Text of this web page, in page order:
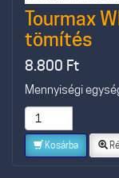
Tourmax
tömítés
8.800 Ft
Mennyiségi
Kosárba